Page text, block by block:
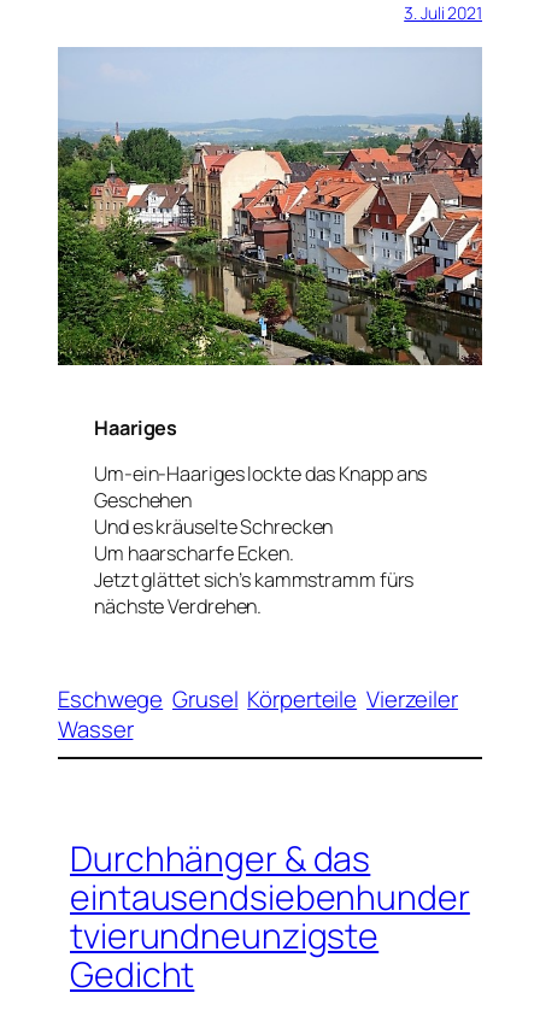
3. Juli 2021
Haariges
Um-ein-Haariges lockte das Knapp ans
Geschehen
Und es kräuselte Schrecken
Um haarscharfe Ecken.
Jetzt glättet sich’s kammstramm fürs
nächste Verdrehen.
Eschwege Grusel Körperteile Vierzeiler
Wasser
Durchhänger & das
eintausendsiebenhunder
tvierundneunzigste
Gedicht